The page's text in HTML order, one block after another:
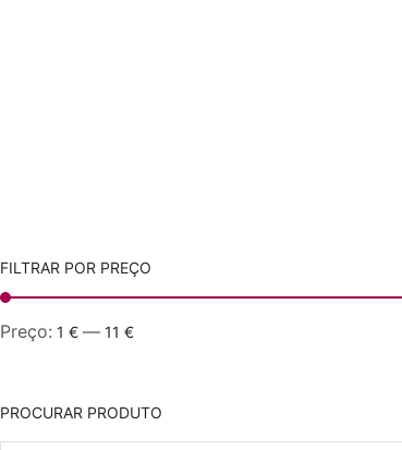
FILTRAR POR PREÇO
Preço: 1 € — 11 €
PROCURAR PRODUTO